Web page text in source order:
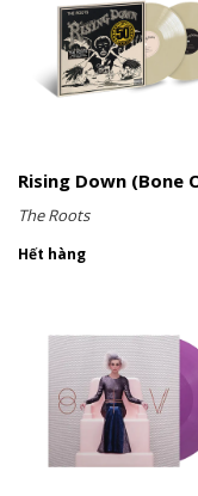
The Roots
Hết hàng